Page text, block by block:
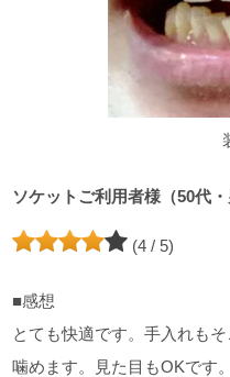
ソケットご利用者様（50代・
(4 / 5)
■感想
とても快適です。手入れも
噛めます。見た目もOKです